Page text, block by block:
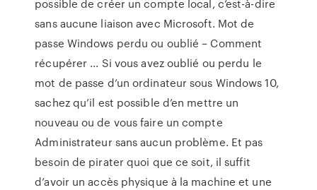
possible de créer un compte local, c’est-à-dire
sans aucune liaison avec Microsoft. Mot de
passe Windows perdu ou oublié – Comment
récupérer ... Si vous avez oublié ou perdu le
mot de passe d’un ordinateur sous Windows 10,
sachez qu’il est possible d’en mettre un
nouveau ou de vous faire un compte
Administrateur sans aucun problème. Et pas
besoin de pirater quoi que ce soit, il suffit
d’avoir un accès physique à la machine et une